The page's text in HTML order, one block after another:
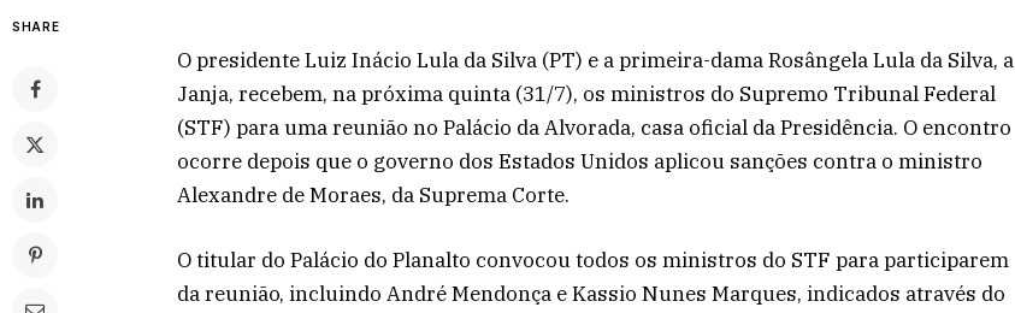
SHARE
O presidente Luiz Inácio Lula da Silva (PT) e a primeira-dama Rosângela Lula da Silva, a
Janja, recebem, na próxima quinta (31/7), os ministros do Supremo Tribunal Federal
(STF) para uma reunião no Palácio da Alvorada, casa oficial da Presidência. O encontro
ocorre depois que o governo dos Estados Unidos aplicou sanções contra o ministro
Alexandre de Moraes, da Suprema Corte.
O titular do Palácio do Planalto convocou todos os ministros do STF para participarem
da reunião, incluindo André Mendonça e Kassio Nunes Marques, indicados através do